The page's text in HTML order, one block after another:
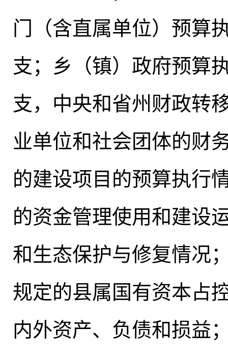
门（含直属单位）预算
支；乡（镇）政府预算
支 ， 中央和省州财政转
业单位和社会团体的财
的建设项目的预算执行
的资金管理使用和建设
和生态保护与修复情况
规定的县属国有资本占
内外资产、负债和损益